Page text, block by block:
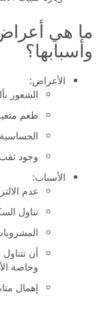
زيارة طبيب
ما هي
وأسبابها؟
الأعراض:
الشعور
طعم
وجود
الأسباب:
عدم
تناول
أن
وخاصة
إهمال